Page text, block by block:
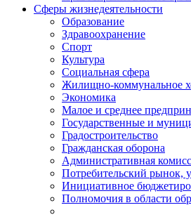
Сферы жизнедеятельности
Образование
Здравоохранение
Спорт
Культура
Социальная сфера
Жилищно-коммунальное
Экономика
Малое и среднее
Государственные и
Градостроительство
Гражданская оборона
Административная
Потребительский рынок,
Инициативное
Полномочия в области